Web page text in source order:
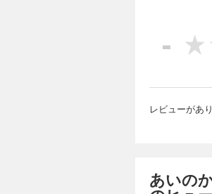
-
レビューがあ
あいの